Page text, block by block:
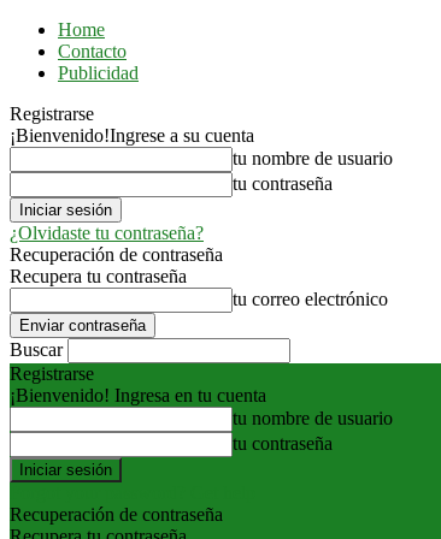
Home
Contacto
Publicidad
Registrarse
¡Bienvenido!Ingrese a su cuenta
tu nombre de usuario
tu contraseña
¿Olvidaste tu contraseña?
Recuperación de contraseña
Recupera tu contraseña
tu correo electrónico
Buscar
Registrarse
¡Bienvenido! Ingresa en tu cuenta
tu nombre de usuario
tu contraseña
Recuperación de contraseña